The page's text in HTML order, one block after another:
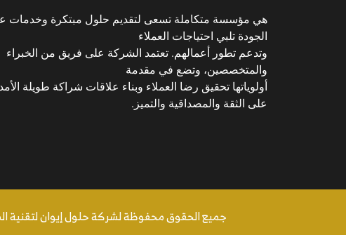
هي مؤسسة متكاملة تسعى لتقديم حلول مبتكرة وخدمات
الجودة تلبي احتياجات العملاء
وتدعم تطور أعمالهم. تعتمد الشركة على فريق من الخبراء
والمتخصصين، وتضع في مقدمة
أولوياتها تحقيق رضا العملاء وبناء علاقات شراكة طويلة
على الثقة والمصداقية والتميز.
جميع الحقوق محفوظة لشركة حلول إيوان لتقنية